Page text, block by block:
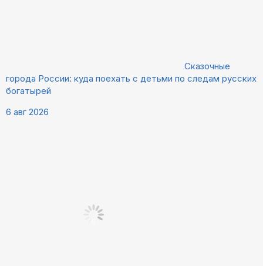
Сказочные
города России: куда поехать с детьми по следам русских
богатырей
6 авг 2026